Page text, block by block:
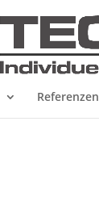
Referenzen